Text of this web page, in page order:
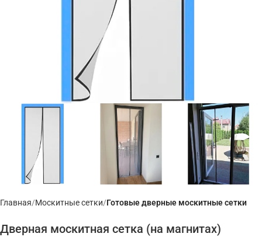
Главная Москитные сетки Готовые дверные москитные сетки
Дверная москитная сетка (на магнитах)